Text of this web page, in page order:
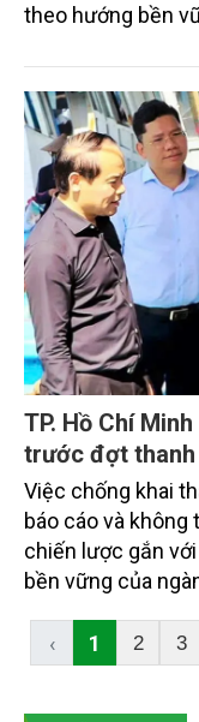
theo hướng bền
trường và phát
quan tâm và là
nghiệp xuất khẩu
TP. Hồ Chí
trước đợt thanh
Việc chống khai
báo cáo và không
chiến lược gắn
bền vững của
đánh giá của Ủy
‹ 1 2 3